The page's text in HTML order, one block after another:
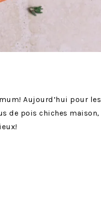
Aujourd’hui pour les
de pois chiches maison,